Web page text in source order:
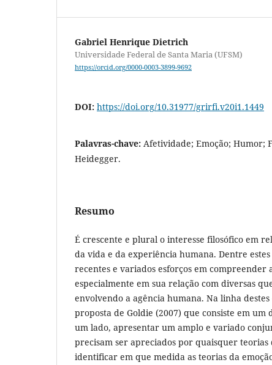
Gabriel Henrique Dietrich
Universidade Federal de Santa Maria (UFSM)
https://orcid.org/0000-0003-3899-9692
DOI: https://doi.org/10.31977/grirfi.v20i1.1449
Palavras-chave: Afetividade; Emoção; Humor;
Heidegger.
Resumo
É crescente e plural o interesse filosófico em
da vida e da experiência humana. Dentre estes
recentes e variados esforços em compreender
especialmente em sua relação com diversas
envolvendo a agência humana. Na linha destes
proposta de Goldie (2007) que consiste em
um lado, apresentar um amplo e variado
precisam ser apreciados por quaisquer teorias
identificar em que medida as teorias da